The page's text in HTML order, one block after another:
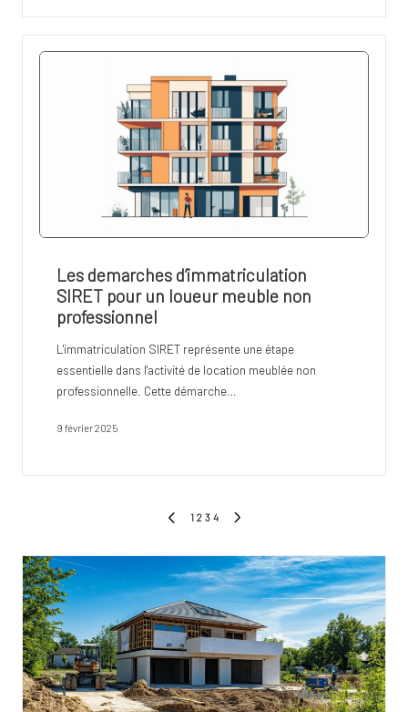
Les demarches d’immatriculation
SIRET pour un loueur meuble non
professionnel
L'immatriculation SIRET représente une étape
essentielle dans l'activité de location meublée non
professionnelle. Cette démarche…
9 février 2025
des
publications
PREVIOUS
1 2 3 4